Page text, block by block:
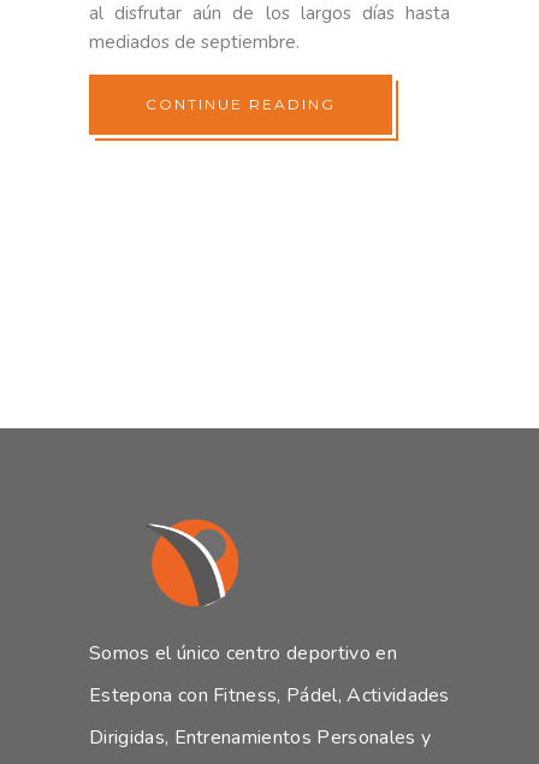
al disfrutar aún de los largos días hasta
mediados de septiembre.
CONTINUE READING
Somos el único centro deportivo en
Estepona con Fitness, Pádel, Actividades
Dirigidas, Entrenamientos Personales y